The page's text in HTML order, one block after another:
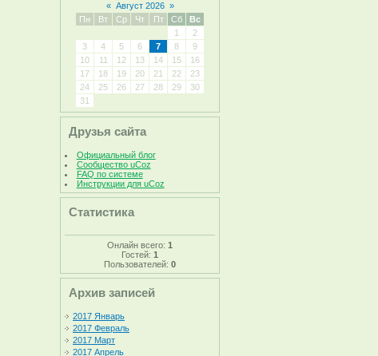
« Август 2026 »
Пн
Вт Ср Чт Пт Сб
Вс
1
2
3
4 5 6 7 8
9
10
11 12 13 14 15
16
17
18 19 20 21 22
23
24
25 26 27 28 29
30
31
Друзья сайта
Официальный блог
Сообщество uCoz
FAQ по системе
Инструкции для uCoz
Статистика
Онлайн всего: 1
Гостей: 1
Пользователей: 0
Архив записей
2017 Январь
2017 Февраль
2017 Март
2017 Апрель